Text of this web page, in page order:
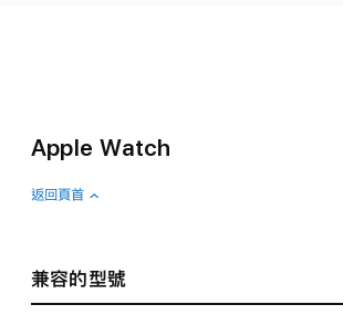
Apple Watch
返回頁首
兼容的型號